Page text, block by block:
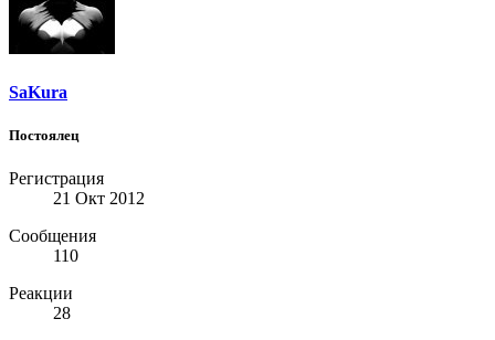
SaKura
Постоялец
Регистрация
21 Окт 2012
Сообщения
110
Реакции
28